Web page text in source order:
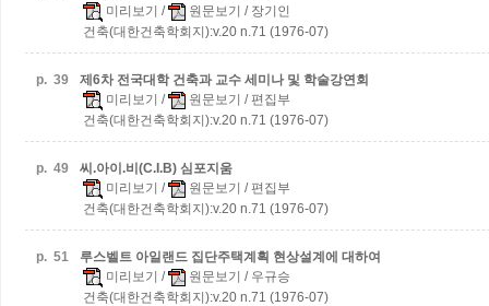
미리보기 / 원문보기 / 장기인
건축(대한건축학회지):v.20 n.71 (1976-07)
p. 39
제6차 전국대학 건축과 교수 세미나 및 학술강연회
미리보기 / 원문보기 / 편집부
건축(대한건축학회지):v.20 n.71 (1976-07)
p. 49
씨.아이.비(C.I.B) 심포지움
미리보기 / 원문보기 / 편집부
건축(대한건축학회지):v.20 n.71 (1976-07)
p. 51
루스벨트 아일랜드 집단주택계획 현상설계에 대하여
미리보기 / 원문보기 / 우규승
건축(대한건축학회지):v.20 n.71 (1976-07)